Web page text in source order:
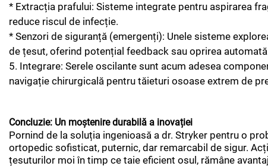
* Extracția prafului: Sisteme integrate pentru aspirarea
reduce riscul de infecție.
* Senzori de siguranță (emergenți): Unele sisteme
de țesut, oferind potențial feedback sau oprirea
5. Integrare: Serele oscilante sunt acum adesea
navigație chirurgicală pentru tăieturi osoase extrem de
Concluzie: Un moștenire durabilă a inovației
Pornind de la soluția ingenioasă a dr. Stryker pentru o
ortopedic sofisticat, puternic, dar remarcabil de sigur.
țesuturilor moi în timp ce taie eficient osul, rămâne